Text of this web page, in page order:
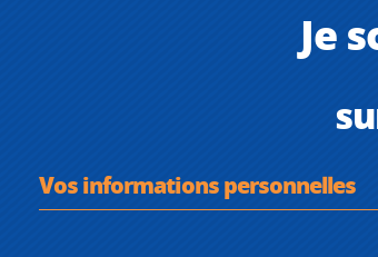
Je
Vos informations personnelles